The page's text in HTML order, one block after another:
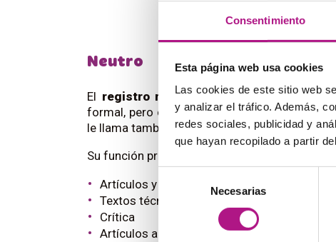
Consentimiento
Esta página web usa cookies
Las cookies de este sitio web
y analizar el tráfico. Además,
redes sociales, publicidad y
que hayan recopilado a partir
consentimiento
Necesarias
Neutro
El registro neutro es el más habitual en
formal, pero con la impersonalidad y la falta
le llama también «registro semiformal».
Su función principal es transmitir información,
Artículos y noticias
Textos técnicos
Crítica
Artículos académicos (según contexto)